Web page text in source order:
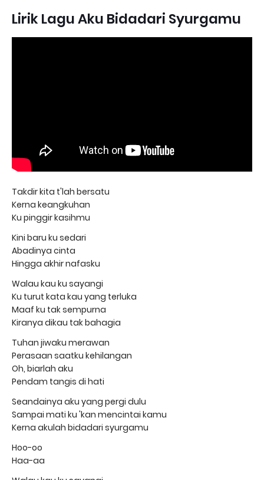
Lirik Lagu Aku Bidadari Syurgamu
Takdir kita t'lah bersatu
Kerna keangkuhan
Ku pinggir kasihmu
Kini baru ku sedari
Abadinya cinta
Hingga akhir nafasku
Walau kau ku sayangi
Ku turut kata kau yang terluka
Maaf ku tak sempurna
Kiranya dikau tak bahagia
Tuhan jiwaku merawan
Perasaan saatku kehilangan
Oh, biarlah aku
Pendam tangis di hati
Seandainya aku yang pergi dulu
Sampai mati ku 'kan mencintai kamu
Kerna akulah bidadari syurgamu
Hoo-oo
Haa-aa